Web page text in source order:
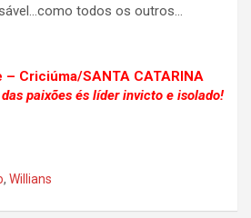
todos os outros…
– Criciúma/SANTA CATARINA
paixões és líder invicto e isolado!
, Willians